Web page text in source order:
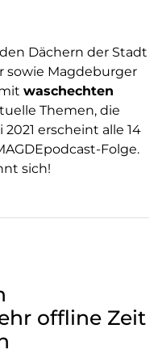
Dächern der Stadt
sowie Magdeburger
waschechten
Themen, die
erscheint alle 14
Folge.
sich!
offline Zeit